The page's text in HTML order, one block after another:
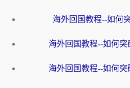
海外回国教程--如何
海外回国教程--如何突
海外回国教程--如何突